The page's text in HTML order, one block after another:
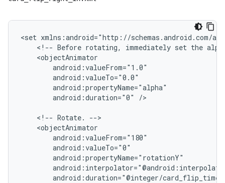
<set
<!-- Before rotating, immediately set the
android:duration="0"
/>
<!-- Rotate.
android:duration="@integer/